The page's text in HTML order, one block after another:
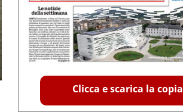
Clicca e scarica la copia